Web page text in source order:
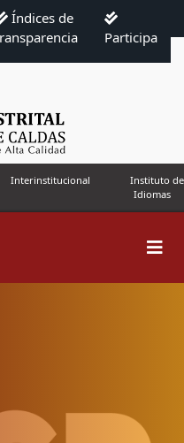
Índices de
Participa
Interinstitucional
Instituto de
Idiomas